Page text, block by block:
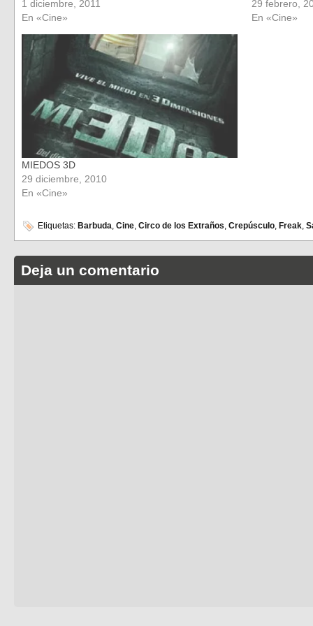
1 diciembre, 2011
En «Cine»
29 febrero,
En «Cine»
MIEDOS 3D
29 diciembre, 2010
En «Cine»
Etiquetas: Barbuda, Cine, Circo de los Extraños, Crepúsculo, Freak,
Deja un comentario